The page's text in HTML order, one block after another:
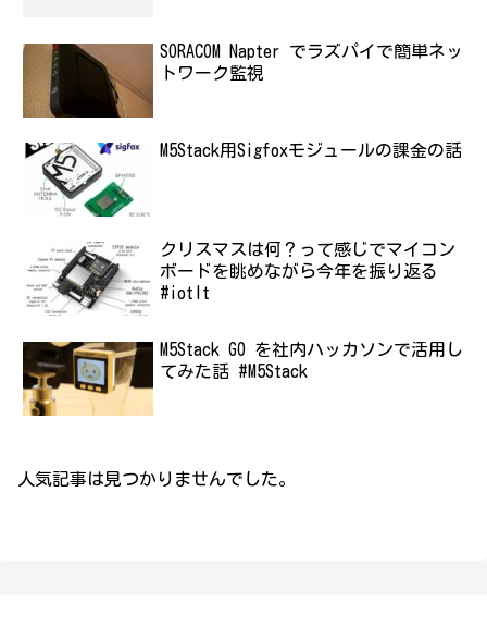
SORACOM Napter でラズパイで簡単ネッ
トワーク監視
M5Stack用Sigfoxモジュールの課金の話
クリスマスは何？って感じでマイコン
ボードを眺めながら今年を振り返る
#iotlt
M5Stack GO を社内ハッカソンで活用し
てみた話 #M5Stack
人気記事は見つかりませんでした。